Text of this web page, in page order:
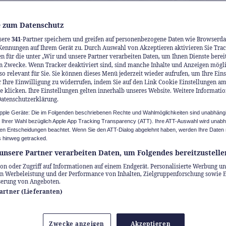
Bodensee –
erleben, Vielfalt
Datenschutz
341-Partner speichern und greifen auf personenbezogene Daten wie
auf Ihrem Gerät zu. Durch Auswahl von Akzeptieren aktivieren Sie
für die unter „Wir und unsere Partner verarbeiten Daten, um Ihnen Dienste
Zwecke. Wenn Tracker deaktiviert sind, sind manche Inhalte und Anzeigen
relevant für Sie. Sie können dieses Menü jederzeit wieder aufrufen, um Ihre
Ihre Einwilligung zu widerrufen, indem Sie auf den Link Cookie Einstellungen
klicken. Ihre Einstellungen gelten innerhalb unseres Website. Weitere
Geräte: Die im Folgenden beschriebenen Rechte und Wahlmöglichkeiten sind
Wahl bezüglich Apple App Tracking Transparency (ATT). Ihre ATT-Auswahl wird
Entscheidungen beachtet. Wenn Sie den ATT-Dialog abgelehnt haben, werden Ihre Daten
hinweg getracked.
Partner verarbeiten Daten, um Folgendes
oder Zugriff auf Informationen auf einem Endgerät. Personalisierte Werbung
Werbeleistung und der Performance von Inhalten, Zielgruppenforschung sowie
von Angeboten.
(Lieferanten)
Zwecke anzeigen Akzeptieren